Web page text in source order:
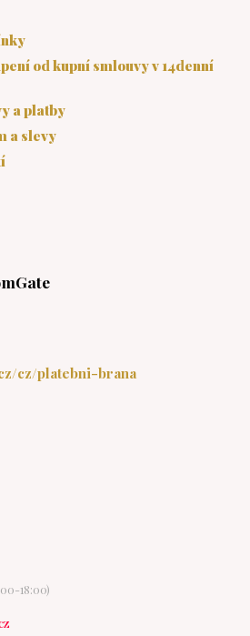
od kupní smlouvy v 14denní
a platby
a slevy
cz/platebni-brana
18:00)